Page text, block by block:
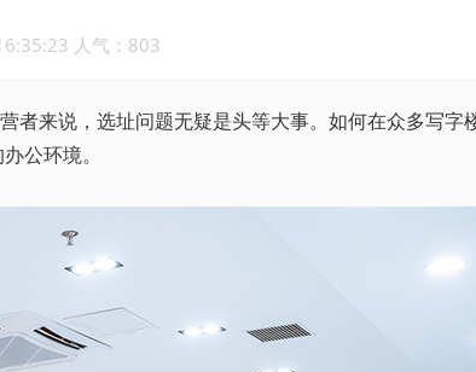
人气：803
来说，选址问题无疑是头等大事。如何在众多写字
公环境。